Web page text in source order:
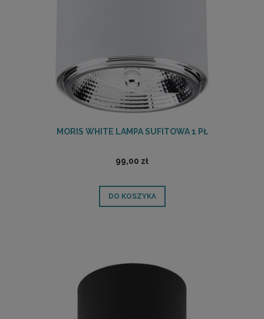
MORIS WHITE LAMPA SUFITOWA 1 PŁ
99,00 zł
DO KOSZYKA